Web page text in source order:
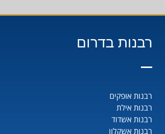
רבנות בדרום
רבנות אופקים
רבנות אילת
רבנות אשדוד
רבנות אשקלון